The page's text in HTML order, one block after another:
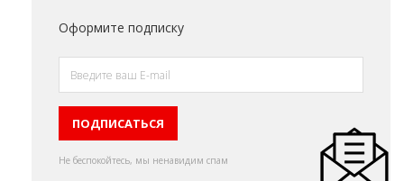
Оформите подписку
Не беспокойтесь, мы ненавидим спам